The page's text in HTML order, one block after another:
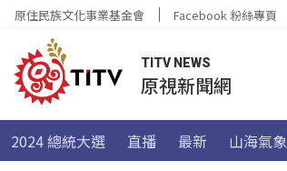
原住民族文化事業基金會 Facebook 粉絲專頁
TITV NEWS
原視新聞網
2024 總統大選 直播 最新 山海氣象